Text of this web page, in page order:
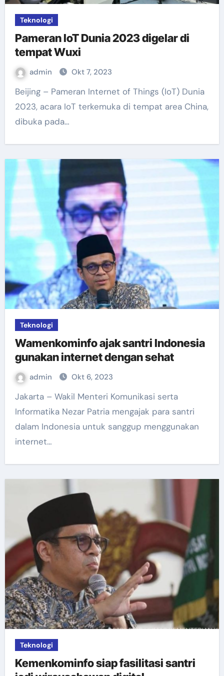
Teknologi
Pameran IoT Dunia 2023 digelar di
tempat Wuxi
admin Okt 7, 2023
Beijing – Pameran Internet of Things (IoT) Dunia
2023, acara IoT terkemuka di tempat area China,
dibuka pada…
Teknologi
Wamenkominfo ajak santri Indonesia
gunakan internet dengan sehat
admin Okt 6, 2023
Jakarta – Wakil Menteri Komunikasi serta
Informatika Nezar Patria mengajak para santri
dalam Indonesia untuk sanggup menggunakan
internet…
Teknologi
Kemenkominfo siap fasilitasi santri